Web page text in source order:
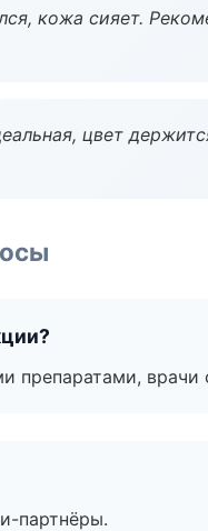
кожа сияет.
цвет
препаратами,
партнёры.